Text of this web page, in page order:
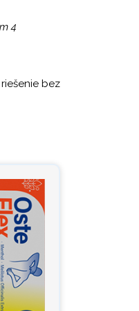
4
bez